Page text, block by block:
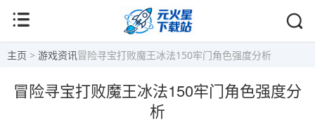
主页 > 游戏资讯冒险寻宝打败魔王冰法150牢门角色强度分析
冒险寻宝打败魔王冰法150牢门角色强度分
析